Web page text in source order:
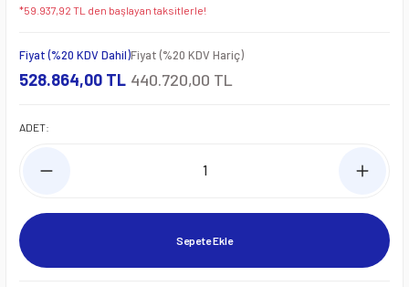
*59.937,92 TL den başlayan taksitlerle!
Fiyat (%20 KDV Dahil)
528.864,00 TL
Fiyat (%20 KDV Hariç)
440.720,00 TL
ADET:
Sepete Ekle